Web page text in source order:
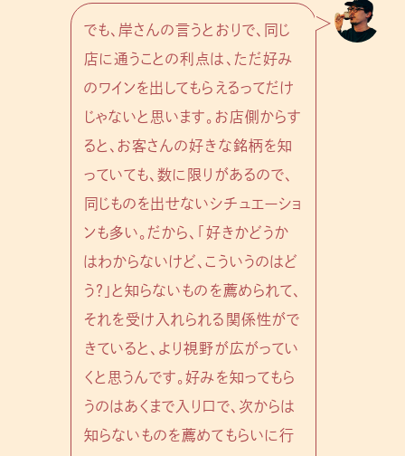
でも、岸さんの言うとおりで、同じ
店に通うことの利点は、ただ好み
のワインを出してもらえるってだけ
じゃないと思います。お店側からす
ると、お客さんの好きな銘柄を知
っていても、数に限りがあるので、
同じものを出せないシチュエーショ
ンも多い。だから、「好きかどうか
はわからないけど、こういうのはど
う？」と知らないものを薦められて、
それを受け入れられる関係性がで
きていると、より視野が広がってい
くと思うんです。好みを知ってもら
うのはあくまで入り口で、次からは
知らないものを薦めてもらいに行